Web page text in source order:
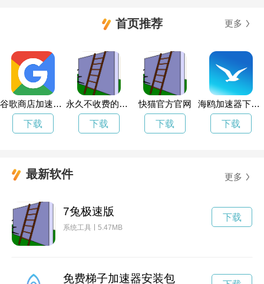
首页推荐 更多
谷歌商店加速软件
下载
永久不收费的加速器
下载
快猫官方官网
下载
海鸥加速器下载免费版
下载
最新软件 更多
7兔极速版
系统工具 5.47MB
下载
免费梯子加速器安装包